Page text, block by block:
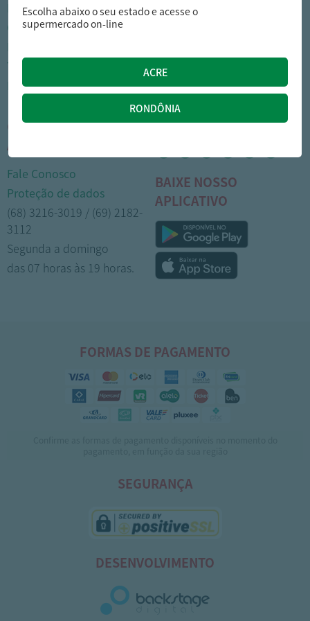
Nossas lojas
Cartão Arasuper
Trabalhe Conosco
Portal do colaborador
Como comprar
Trocas e devoluções
Formas de pagamento
CENTRAL DE
ATENDIMENTO
Fale Conosco
Proteção de dados
(68) 3216-3019 / (69) 2182-
3112
Segunda a domingo
das 07 horas às 19 horas.
MÍDIAS SOCIAIS
BAIXE NOSSO
APLICATIVO
FORMAS DE PAGAMENTO
SEGURANÇA
DESENVOLVIMENTO
Escolha abaixo o seu estado e acesse o
supermercado on-line